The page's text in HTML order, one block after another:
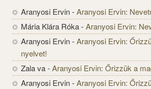
Aranyosi Ervin-Aranyosi Ervin:
Mária Klára Róka-Aranyosi Ervin:
Aranyosi Ervin-Aranyosi Ervin:
nyelvet!
Zala va-Aranyosi Ervin: Őrizzük a
Aranyosi Ervin-Aranyosi Ervin: